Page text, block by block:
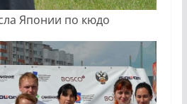
Японии по кюдо